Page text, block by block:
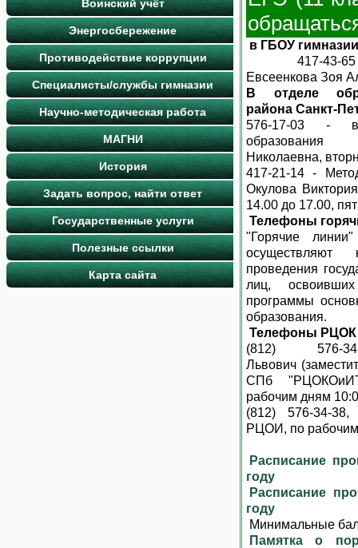
Воинский учёт
Энергосбережение
Противодействие коррупции
Специалисты/службы гимназии
Научно-методическая работа
МАГНИ
История
Задать вопрос, найти ответ
Государственные услуги
Полезные ссылки
Карта сайта
в ГБОУ
417-43-65 -
Евсеенкова Зоя
В отделе
района Санкт-
576-17-03 -
Николаевна,
417-21-14 -
Окулова
14.00 до 17.00,
Телефоны
"Горячие
осуществляют
проведения
лиц,
программы
образования.
Телефоны РЦОК
(812) 576-
Львович
СПб
рабочим дням
(812) 576-34-
РЦОИ, по
Расписание
году
Расписание
году
Минимальные
Памятка о